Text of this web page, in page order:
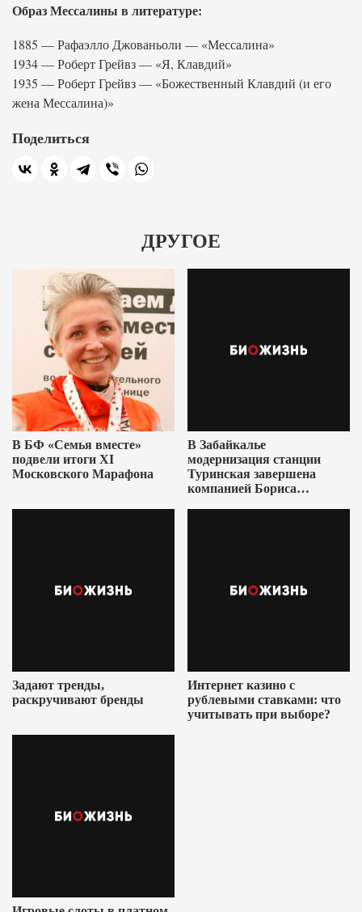
Образ Мессалины в литературе:
1885 — Рафаэлло Джованьоли — «Мессалина»
1934 — Роберт Грейвз — «Я, Клавдий»
1935 — Роберт Грейвз — «Божественный Клавдий (и его
жена Мессалина)»
Поделиться
ДРУГОЕ
В БФ «Семья вместе»
подвели итоги XI
Московского Марафона
В Забайкалье
модернизация станции
Туринская завершена
компанией Бориса
Задают тренды,
раскручивают бренды
Интернет казино с
рублевыми ставками: что
учитывать при выборе?